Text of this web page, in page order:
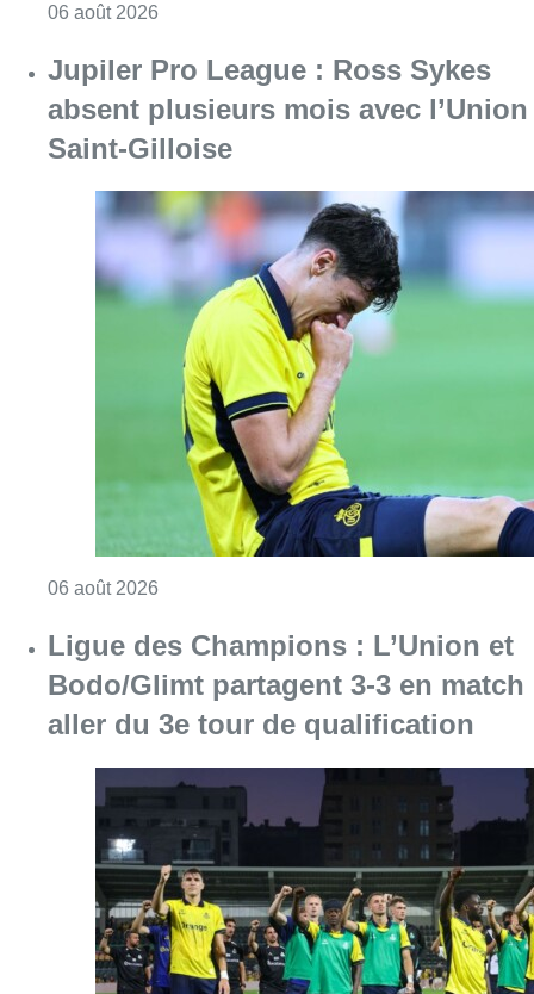
06 août 2026
Jupiler Pro League : Ross Sykes
absent plusieurs mois avec l’Union
Saint-Gilloise
06 août 2026
Ligue des Champions : L’Union et
Bodo/Glimt partagent 3-3 en match
aller du 3e tour de qualification